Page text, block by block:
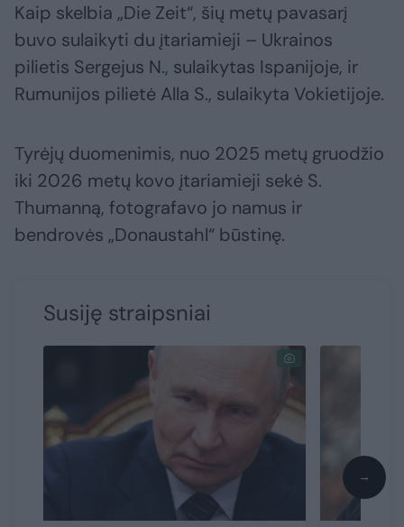
Kaip skelbia „Die Zeit“, šių metų pavasarį
buvo sulaikyti du įtariamieji – Ukrainos
pilietis Sergejus N., sulaikytas Ispanijoje, ir
Rumunijos pilietė Alla S., sulaikyta Vokietijoje.
Tyrėjų duomenimis, nuo 2025 metų gruodžio
iki 2026 metų kovo įtariamieji sekė S.
Thumanną, fotografavo jo namus ir
bendrovės „Donaustahl“ būstinę.
Susiję straipsniai
→